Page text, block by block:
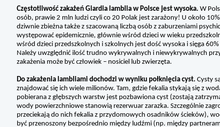
Częstotliwość zakażeń Giardia lamblia w Polsce jest wysoka. W
osób, prawie 2 mln ludzi czyli co 20 Polak jest zarażony! U około
dziwnie zbieżna także z szacowaną liczbą osób z zaburzeniami
występować epidemicznie, głównie wśród dzieci w wieku
wśród dzieci przedszkolnych i szkolnych jest dość wysoka i sięga
Należy uwzględnić ilość trudno wykrywalnych i niewykrywalnych
zakażenia może być człowiek – nosiciel lub zwierzęta.
Do zakażenia lambliami dochodzi w wyniku połknięcia cyst. Cysty
znajdować się ich wiele milionów. Tam, gdzie fekalia stykają się z
pobierana z głębszych warstw jest pozbawiona cyst (zostają
wody powierzchniowe stanowią rezerwuar zarazka. Szczególnie
przeciekają do nich fekalia z przydomowych osadników ścieków),
być przenoszony bezpośrednio między ludźmi (np. między